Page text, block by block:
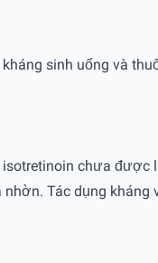
sinh uống và
chưa
Tác dụng